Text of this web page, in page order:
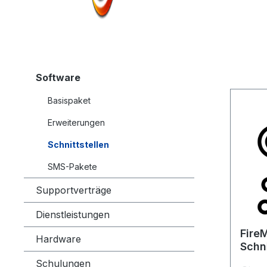
Software
Basispaket
Erweiterungen
Schnittstellen
SMS-Pakete
Supportverträge
Dienstleistungen
Hardware
Schulungen